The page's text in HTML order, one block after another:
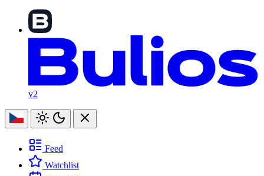
v2
Feed
Watchlist